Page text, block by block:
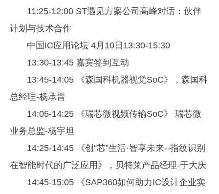
11:25-12:00 ST遇见方案公司高峰对话：伙伴
计划与技术合作
中国IC应用论坛 4月10日13:30-15:30
13:30-13:45 嘉宾签到互动
13:45-14:05 《森国科机器视觉SoC》，森国科
总经理-杨承晋
14:05-14:25 《瑞芯微视频传输SoC》 瑞芯微
业务总监-杨宇坦
14:25-14:45 《创“芯”生活·智享未来--指纹识别
在智能时代的广泛应用》，贝特莱产品经理-于大庆
14:45-15:05 《SAP360如何助力IC设计企业实